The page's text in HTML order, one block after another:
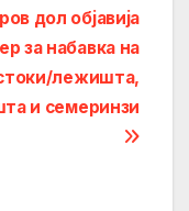
дол објавија
за набавка на
лежишта,
и семеринзи